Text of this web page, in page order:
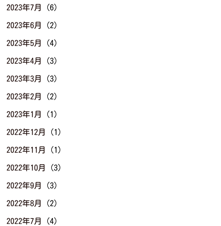
2023年7月 (6)
2023年6月 (2)
2023年5月 (4)
2023年4月 (3)
2023年3月 (3)
2023年2月 (2)
2023年1月 (1)
2022年12月 (1)
2022年11月 (1)
2022年10月 (3)
2022年9月 (3)
2022年8月 (2)
2022年7月 (4)